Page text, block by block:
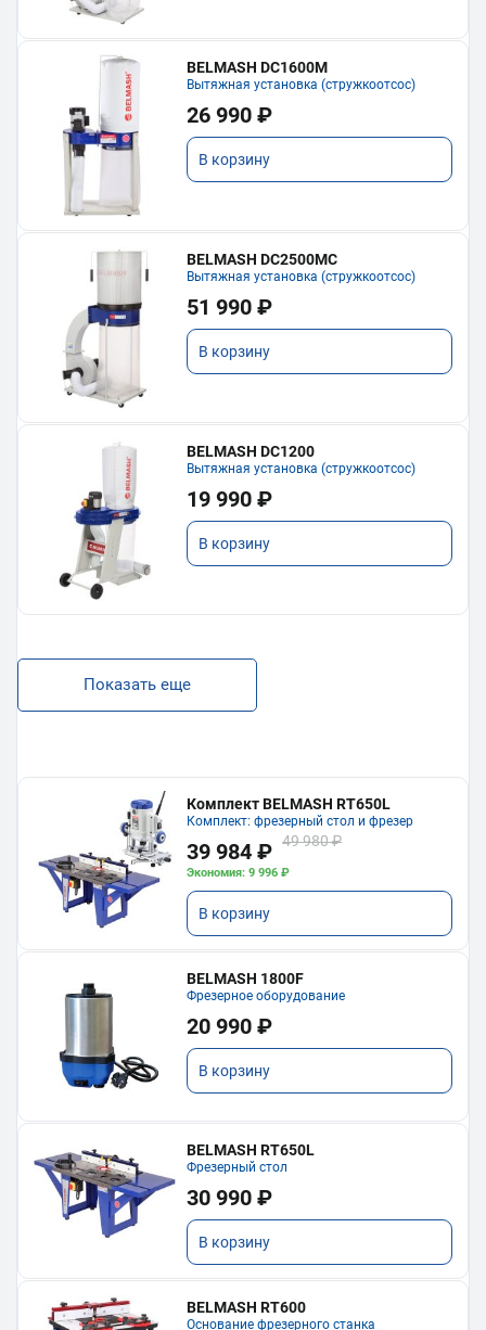
BELMASH DC1600M
Вытяжная установка (стружкоотсос)
26 990 ₽
В корзину
BELMASH DC2500MC
Вытяжная установка (стружкоотсос)
51 990 ₽
В корзину
BELMASH DC1200
Вытяжная установка (стружкоотсос)
19 990 ₽
В корзину
Показать еще
Комплект BELMASH RT650L
Комплект: фрезерный стол и фрезер
39 984 ₽ 49 980 ₽
Экономия: 9 996 ₽
В корзину
BELMASH 1800F
Фрезерное оборудование
20 990 ₽
В корзину
BELMASH RT650L
Фрезерный стол
30 990 ₽
В корзину
BELMASH RT600
Основание фрезерного станка